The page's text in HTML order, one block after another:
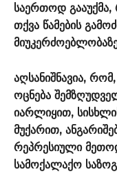
საერთოდ
თქვა წამების
აღსანიშნავია,
ოცნება
იარლიყით,
მუქარით,
რეპრესიული
სამოქალაქო